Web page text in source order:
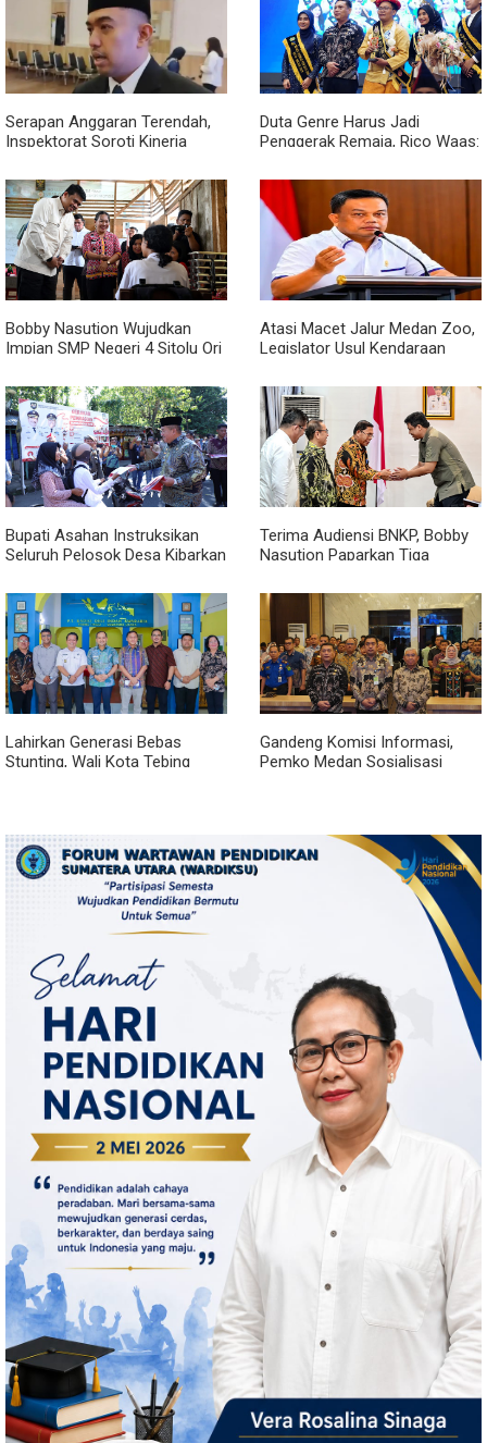
Serapan Anggaran Terendah,
Inspektorat Soroti Kinerja
Duta Genre Harus Jadi
Penggerak Remaja, Rico Waas:
Acara
Bobby Nasution Wujudkan
Impian SMP Negeri 4 Sitolu Ori
Atasi Macet Jalur Medan Zoo,
Legislator Usul Kendaraan
Royal Sumatera
Bupati Asahan Instruksikan
Seluruh Pelosok Desa Kibarkan
Terima Audiensi BNKP, Bobby
Nasution Paparkan Tiga
Kepulauan Nias
Lahirkan Generasi Bebas
Stunting, Wali Kota Tebing
Gandeng Komisi Informasi,
Pemko Medan Sosialisasi